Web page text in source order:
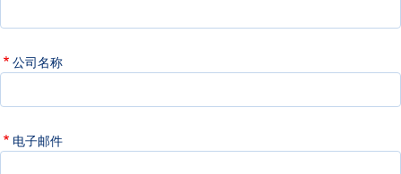
公司名称
电子邮件